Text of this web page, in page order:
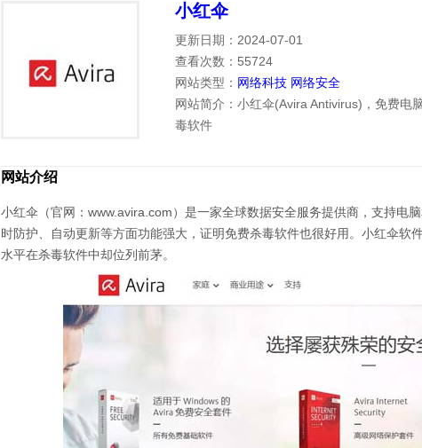
小红伞
更新日期：2024-07-01
查看次数：55724
网站类型： 网络科技 网络安全
网站简介：小红伞(Avira Antivirus)，免费电
毒软件
网站介绍
小红伞（官网：www.avira.com）是一家全球数据安全服务提供商，支持电
时防护、自动更新等方面功能强大，证明免费杀毒软件也很好用。小红伞软
水平在杀毒软件中却位列前茅。